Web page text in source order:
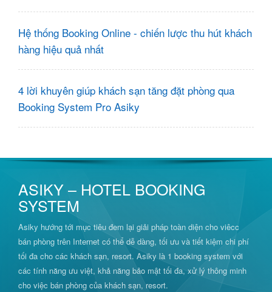
Hệ thống Booking Online - chiến lược thu hút khách
hàng hiệu quả nhất
4 lời khuyên giúp khách sạn tăng đặt phòng qua
Booking System Pro Asiky
ASIKY – HOTEL BOOKING
SYSTEM
Asiky hướng tới mục tiêu đem lại giải pháp toàn diện cho viêcc
bán phòng trên Internet có thể dễ dàng, tối ưu và tiết kiệm chi phí
tối đa cho các khách sạn, resort. Asiky là 1 booking system với
các tính năng ưu việt, khả năng bảo mật tối đa, xử lý thông minh
cho việc bán phòng của khách sạn, resort.